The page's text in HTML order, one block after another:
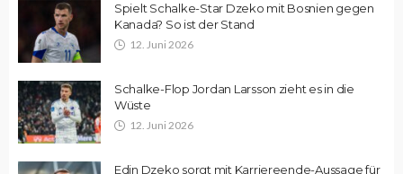
Spielt Schalke-Star Dzeko mit Bosnien gegen
Kanada? So ist der Stand
12. Juni 2026
Schalke-Flop Jordan Larsson zieht es in die
Wüste
12. Juni 2026
Edin Dzeko sorgt mit Karriereende-Aussage für